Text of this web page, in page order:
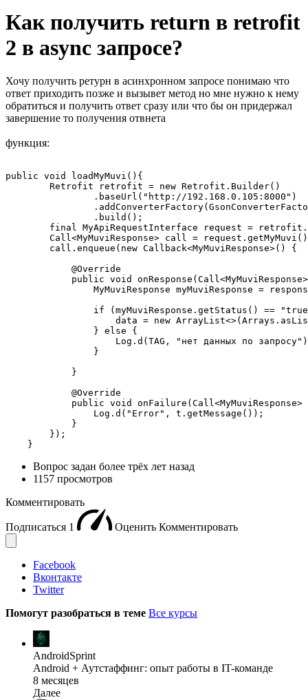
Как получить return в retrofit
2 в async запросе?
Хочу получить ретурн в асинхронном запросе понимаю что
ответ приходить позже и вызывет метод но мне нужно к нему
обратиться и получить ответ сразу или что бы он придержал
завершение то получения отвнета
функция:
public void loadMyMuvi(){
        Retrofit retrofit = new Retrofit.Builder()
                .baseUrl("http://192.168.0.105:8000")
                .build();
final MyApiRequestInterface request =
Call<MyMuviResponse> call =
        call.enqueue(new Callback<MyMuviResponse>() {
            @Override
public void
MyMuviResponse myMuviResponse =
if (myMuviResponse.getStatus() ==
data = new
                } else {
Log.d(TAG, "нет данных по
                }
            }
            @Override
public void onFailure(Call<MyMuviResponse>
                Log.d("Error", t.getMessage());
            }
        });
    }
Вопрос задан более трёх лет назад
1157 просмотров
Комментировать
Подписаться 1 Оценить Комментировать
Facebook
Вконтакте
Twitter
Помогут разобраться в теме Все курсы
AndroidSprint
Android + Аутстаффинг: опыт работы в IT-команде
8 месяцев
Далее